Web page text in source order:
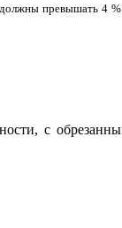
должны превышать 4
и, с